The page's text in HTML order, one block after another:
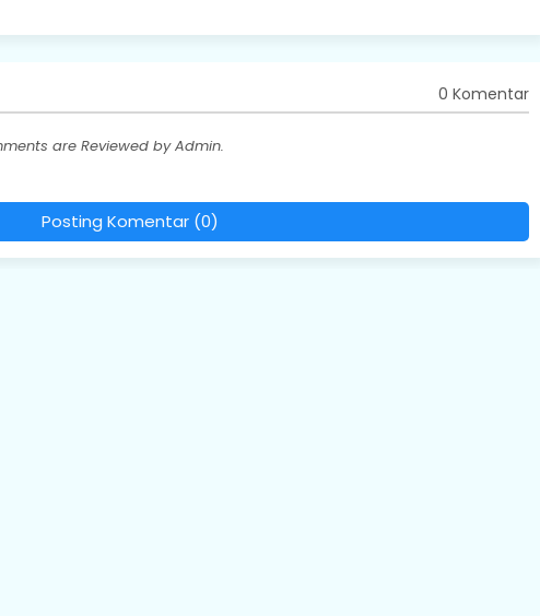
0 Komentar
are Reviewed by Admin.
Posting Komentar (0)